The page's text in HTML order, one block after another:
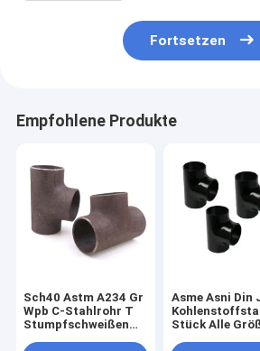
Fortsetzen
Empfohlene Produkte
Sch40 Astm A234 Gr
Wpb C-Stahlrohr T
Stumpfschweißen
Asme Asni Din
Stück Alle